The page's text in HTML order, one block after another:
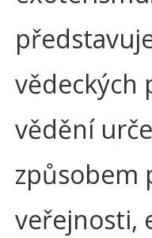
vědeckých
vědění
způsobem
veřejnosti,